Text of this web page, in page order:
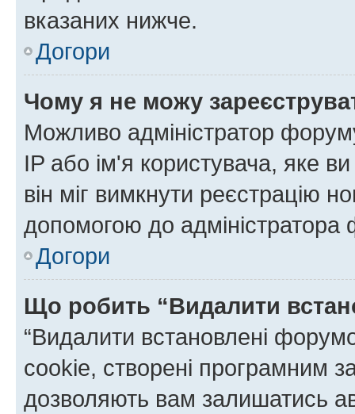
вказаних нижче.
Догори
Чому я не можу
Можливо адміністратор
IP або ім'я користувача, яке
він міг вимкнути реєстрацію
допомогою до адміністратора
Догори
Що робить “Видалити
“Видалити встановлені
cookie, створені програмним
дозволяють вам залишатись